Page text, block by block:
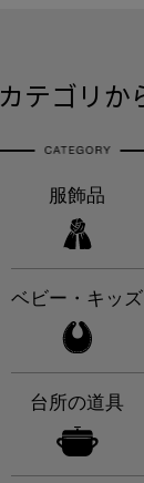
テゴリか
服飾品
ベビー・キッズ
台所の道具